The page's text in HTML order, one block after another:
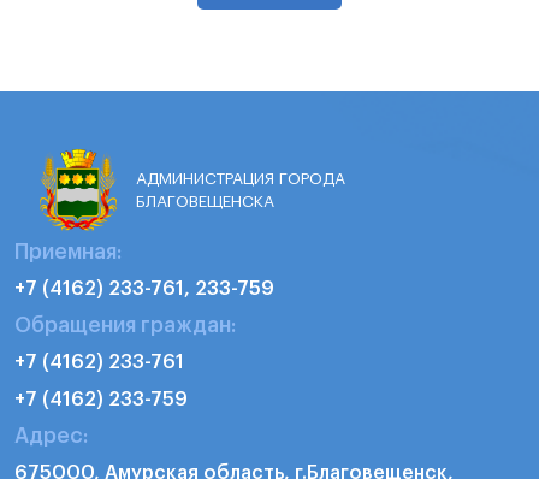
АДМИНИСТРАЦИЯ ГОРОДА
БЛАГОВЕЩЕНСКА
Приемная:
+7 (4162) 233-761, 233-759
Обращения граждан:
+7 (4162) 233-761
+7 (4162) 233-759
Адрес:
675000, Амурская область, г.Благовещенск,